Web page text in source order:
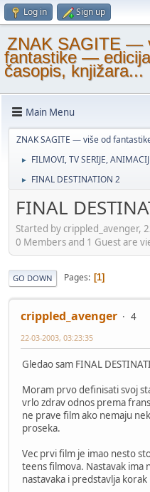
Log in Sign up
ZNAK SAGITE —
fantastike —
časopis, knjižara...
Main Menu
ZNAK SAGITE — više od
► FILMOVI, TV SERIJE,
► FINAL DESTINATION 2
FINAL
Started by crippled_avenger,
0 Members and 1 Guest are
GO DOWN Pages 1
crippled_avenger 4
22-03-2003, 03:23:35
Gledao sam FINAL
Moram prvo definisati svoj
vrlo zdrav odnos prema
ne prave film ako nemaju
proseka.
Vec prvi film je imao nesto
teens filmova. Nastavak ima
nastavaka i predstavlja